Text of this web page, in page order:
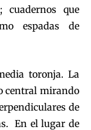
cuadernos que
espadas de
toronja. La
central mirando
de
En el lugar de